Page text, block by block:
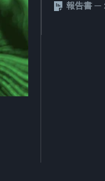
報告書 —